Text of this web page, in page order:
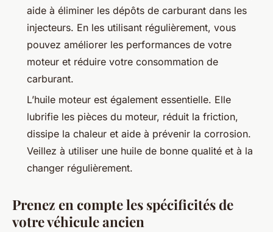
aide à éliminer les dépôts de carburant dans les
injecteurs. En les utilisant régulièrement, vous
pouvez améliorer les performances de votre
moteur et réduire votre consommation de
carburant.
L’huile moteur est également essentielle. Elle
lubrifie les pièces du moteur, réduit la friction,
dissipe la chaleur et aide à prévenir la corrosion.
Veillez à utiliser une huile de bonne qualité et à la
changer régulièrement.
Prenez en compte les spécificités de
votre véhicule ancien